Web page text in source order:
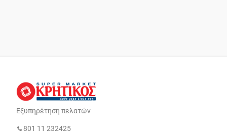
Εξυπηρέτηση πελατών
801 11 232425